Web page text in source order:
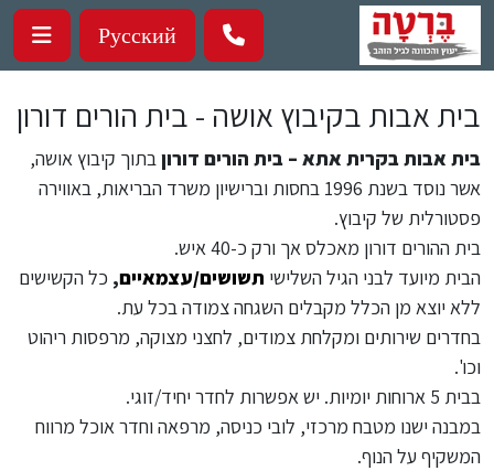
דילוג לתוכן העיקרי
Русский
בית אבות בקיבוץ אושה - בית הורים דורון
בית אבות בקרית אתא – בית הורים דורון בתוך קיבוץ אושה,
אשר נוסד בשנת 1996 בחסות וברישיון משרד הבריאות, באווירה
פסטורלית של קיבוץ.
בית ההורים דורון מאכלס אך ורק כ-40 איש.
הבית מיועד לבני הגיל השלישי תשושים/עצמאיים, כל הקשישים
ללא יוצא מן הכלל מקבלים השגחה צמודה בכל עת.
בחדרים שירותים ומקלחת צמודים, לחצני מצוקה, מרפסות ריהוט
וכו'.
בבית 5 ארוחות יומיות. יש אפשרות לחדר יחיד/זוגי.
במבנה ישנו מטבח מרכזי, לובי כניסה, מרפאה וחדר אוכל מרווח
המשקיף על הנוף.